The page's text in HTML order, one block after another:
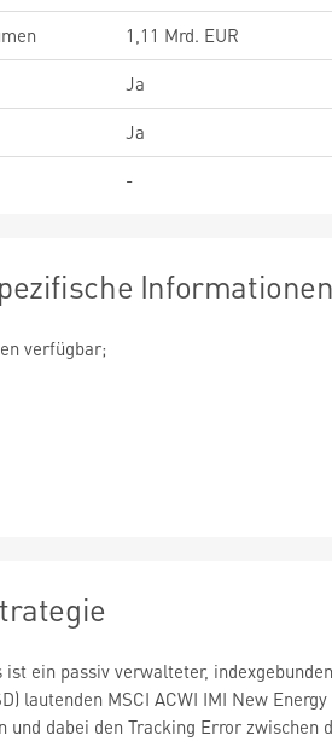
1,11 Mrd. EUR
Ja
Ja
-
verfügbar;
ist ein passiv verwalteter,
lautenden MSCI ACWI IMI New
und dabei den Tracking Error